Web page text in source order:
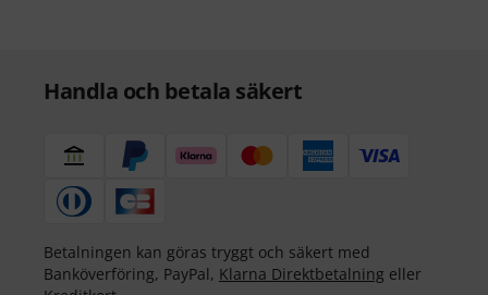
Handla och betala säkert
Betalningen kan göras tryggt och säkert med
Banköverföring, PayPal, Klarna Direktbetalning eller